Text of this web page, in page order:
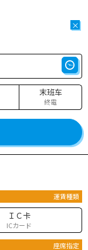
×
末班车
終電
運賃種類
ＩＣ卡
ICカード
座席指定